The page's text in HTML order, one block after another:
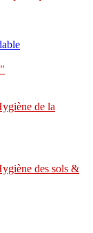
de la
des sols &